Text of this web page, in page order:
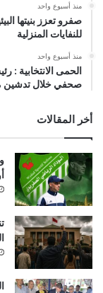
منذ أسبوع واحد
صفرو تعزز بنيتها
للنفايات المنزلية
منذ أسبوع واحد
الحمى الانتخابية :
صحفي خلال تدشين
أخر المقالات